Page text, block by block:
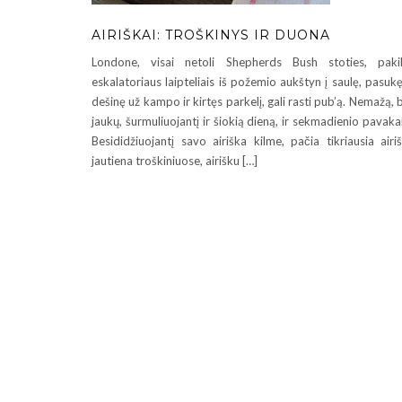
AIRIŠKAI: TROŠKINYS IR DUONA
Londone, visai netoli Shepherds Bush stoties,
eskalatoriaus laipteliais iš požemio aukštyn į saulę,
dešinę už kampo ir kirtęs parkelį, gali rasti pub’ą. Nemažą,
jaukų, šurmuliuojantį ir šiokią dieną, ir sekmadienio
Besididžiuojantį savo airiška kilme, pačia tikriausia
jautiena troškiniuose, airišku […]